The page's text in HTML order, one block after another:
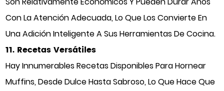
Con La Atención Adecuada, Lo Que Los Convierte En
Una Adición Inteligente A Sus Herramientas De Cocina.
11. Recetas Versátiles
Hay Innumerables Recetas Disponibles Para Hornear
Muffins, Desde Dulce Hasta Sabroso, Lo Que Hace Que